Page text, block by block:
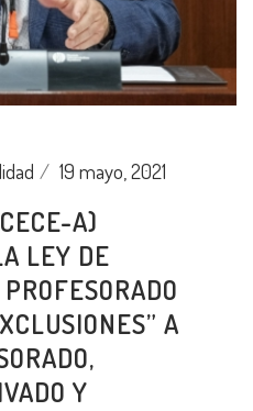
19 mayo, 2021
A)
LEY DE
A
Y